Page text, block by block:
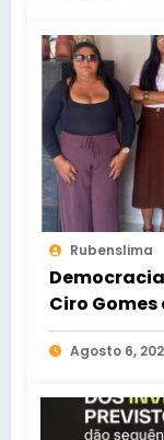
Rubenslima
Ciro
oposição
Agosto 6,